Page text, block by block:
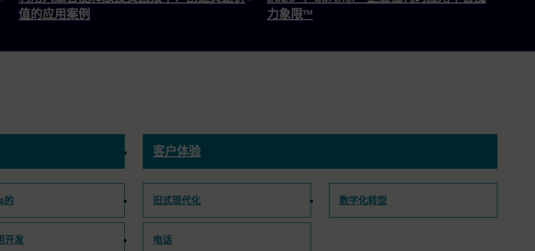
值的应用案例
力象限™
客户体验
的 旧式现代化 数字化转型
开发 电话